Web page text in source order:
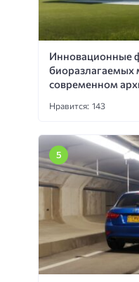
Инновационные
биоразлагаемых
современном
Нравится: 143